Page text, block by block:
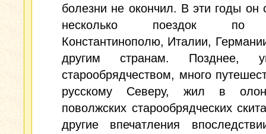
болезни не окончил. В эти годы он
несколько поездок по
Константинополю, Италии,
другим странам. Позднее,
старообрядчеством, много
русскому Северу, жил в
поволжских старообрядческих
другие впечатления